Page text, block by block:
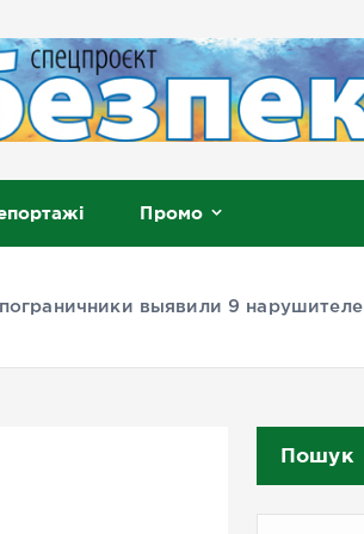
Промо
выявили 9
Пошук